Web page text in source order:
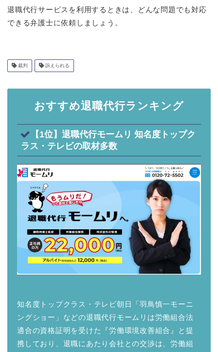
退職代行サービスを利用するときは、どんな問題でも対応
できる弁護士に依頼しましょう。
裁判 訴えられる
おすすめ退職代行ランキング
【1位】退職代行モームリ 知名度トップク
ラス・テレビの取材多数
知名度トップクラス・テレビ朝日「羽鳥慎一モーニ
ングショー」などの退職代行モームリは労働組合法
適合の資格証明を受けた『労働環境改善組合』と提
携しており、退職にあたり会社との交渉は、労働組